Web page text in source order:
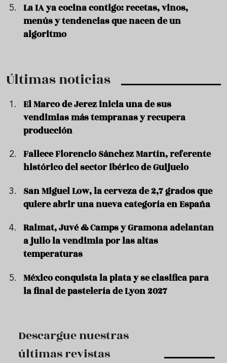
La IA ya cocina contigo: recetas, vinos,
menús y tendencias que nacen de un
algoritmo
Últimas noticias
El Marco de Jerez inicia una de sus
vendimias más tempranas y recupera
producción
Fallece Florencio Sánchez Martín, referente
histórico del sector ibérico de Guijuelo
San Miguel Low, la cerveza de 2,7 grados que
quiere abrir una nueva categoría en España
Raimat, Juvé & Camps y Gramona adelantan
a julio la vendimia por las altas
temperaturas
México conquista la plata y se clasifica para
la final de pastelería de Lyon 2027
Descargue nuestras
últimas revistas